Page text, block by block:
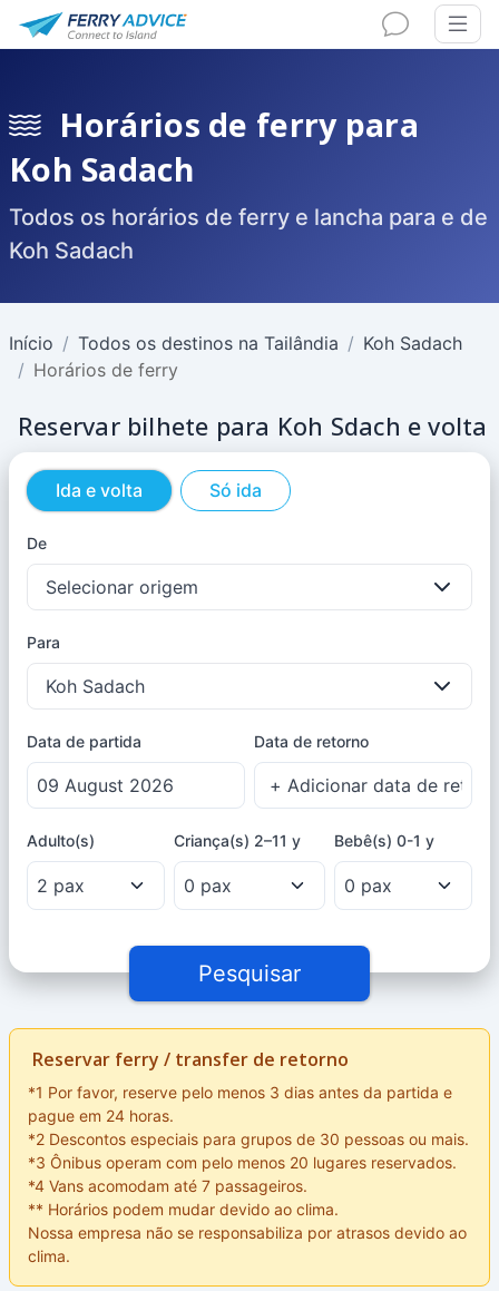
Horários de ferry para
Koh Sadach
Todos os horários de ferry e lancha para e de
Koh Sadach
Início Todos os destinos na Tailândia
Koh Sadach
Horários de ferry
Reservar bilhete para Koh Sdach e volta
Ida e volta Só ida
De
Selecionar origem
Para
Koh Sadach
Data de partida Data de retorno
Adulto(s) Criança(s) 2–11 y Bebê(s) 0-1 y
Pesquisar
Reservar ferry / transfer de retorno
*1 Por favor, reserve pelo menos 3 dias antes da partida e
pague em 24 horas.
*2 Descontos especiais para grupos de 30 pessoas ou mais.
*3 Ônibus operam com pelo menos 20 lugares reservados.
*4 Vans acomodam até 7 passageiros.
** Horários podem mudar devido ao clima.
Nossa empresa não se responsabiliza por atrasos devido ao
clima.